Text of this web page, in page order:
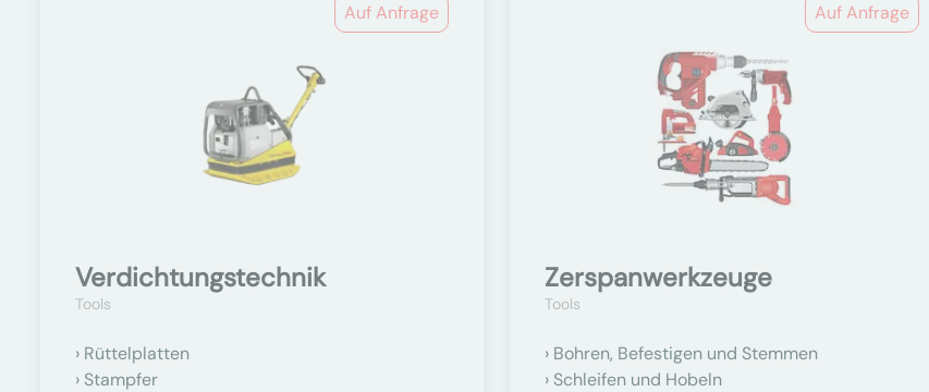
Auf Anfrage
Verdichtungstechnik
Tools
Rüttelplatten
Stampfer
Auf Anfrage
Zerspanwerkzeuge
Tools
Bohren, Befestigen und Stemmen
Schleifen und Hobeln